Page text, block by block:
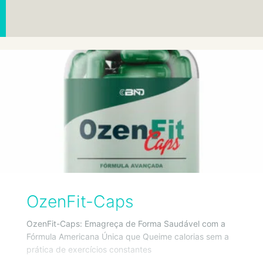
OzenFit-Caps
OzenFit-Caps: Emagreça de Forma Saudável com a
Fórmula Americana Única que Queime calorias sem a
prática de exercícios constantes